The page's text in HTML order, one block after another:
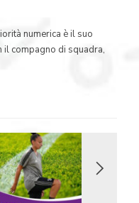
numerica è il suo
il compagno di squadra,